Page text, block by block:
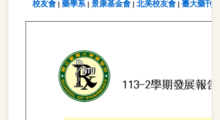
校友會 藥學系| 景康基金會 北美校友會 臺大藥刊